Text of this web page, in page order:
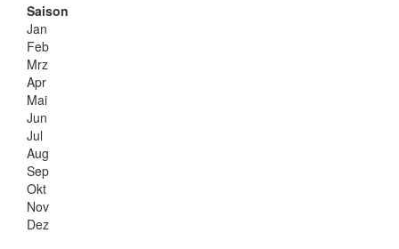
Saison
Jan
Feb
Mrz
Apr
Mai
Jun
Jul
Aug
Sep
Okt
Nov
Dez